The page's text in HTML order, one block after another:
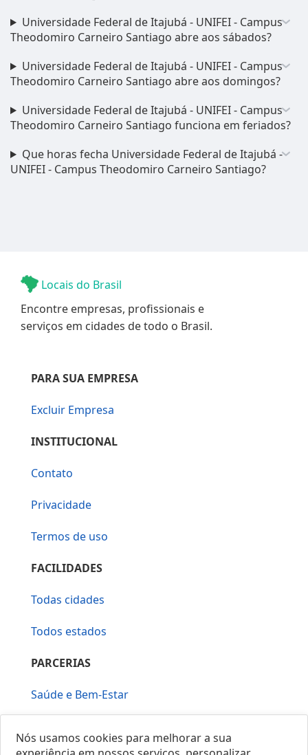
Universidade Federal de Itajubá - UNIFEI - Campus
Theodomiro Carneiro Santiago abre aos sábados?
Universidade Federal de Itajubá - UNIFEI - Campus
Theodomiro Carneiro Santiago abre aos domingos?
Universidade Federal de Itajubá - UNIFEI - Campus
Theodomiro Carneiro Santiago funciona em feriados?
Que horas fecha Universidade Federal de Itajubá -
UNIFEI - Campus Theodomiro Carneiro Santiago?
Locais do Brasil
Encontre empresas, profissionais e
serviços em cidades de todo o Brasil.
PARA SUA EMPRESA
Excluir Empresa
INSTITUCIONAL
Contato
Privacidade
Termos de uso
FACILIDADES
Todas cidades
Todos estados
PARCERIAS
Saúde e Bem-Estar
Nós usamos cookies para melhorar a sua